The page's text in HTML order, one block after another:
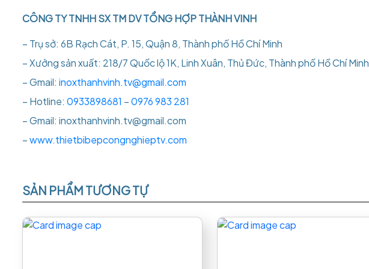
CÔNG TY TNHH SX TM DV TỔNG HỢP THÀNH VINH
– Trụ sở: 6B Rạch Cát, P. 15, Quận 8, Thành phố Hồ Chí Minh
– Xưởng sản xuất: 218/7 Quốc lộ 1K, Linh Xuân, Thủ Đức, Thành phố Hồ Chí Minh
– Gmail: inoxthanhvinh.tv@gmail.com
– Hotline: 0933898681 –0976 983 281
– Gmail: inoxthanhvinh.tv@gmail.com
–www.thietbibepcongnghieptv.com
SẢN PHẨM TƯƠNG TỰ